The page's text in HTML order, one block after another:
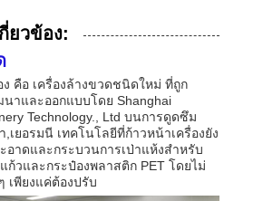
ยวข้อง:
ง คือ เครื่องล้างขวดชนิดใหม่ ที่ถูก
และออกแบบโดย Shanghai
Technology., Ltd บนการดูดซึม
,เยอรมนี เทคโนโลยีที่ก้าวหน้าเครื่องยัง
อาดและกระบวนการเป่าแห้งสําหรับ
ก้วและกระป๋องพลาสติก PET โดยไม่
เพียงแค่ต้องปรับ